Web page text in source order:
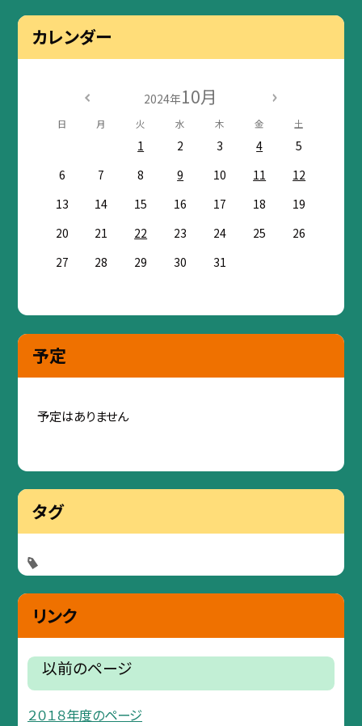
カレンダー
2024年10月
日 月 火 水 木 金 土
1 2 3 4
5
6
7 8 9 10 11
12
13
14 15 16 17 18
19
20
21 22 23 24 25
26
27
28 29 30 31
予定
予定はありません
タグ
リンク
以前のページ
２０１８年度のページ